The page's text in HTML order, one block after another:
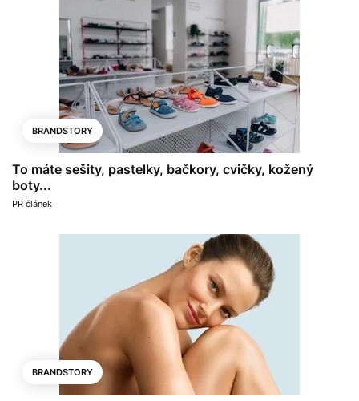
BRANDSTORY
To máte sešity, pastelky, bačkory, cvičky, kožený
boty...
PR článek
BRANDSTORY